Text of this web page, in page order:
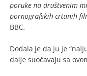
poruke na društvenim
pornografskih crtanih
BBC.
Dodala je da ju je
dalje suočavaju sa